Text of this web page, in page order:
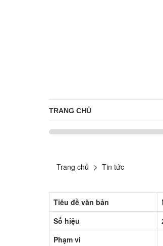
TRANG CHỦ
Trang chủ Tin tức
Tiêu đề văn bản
Số hiệu
Phạm vi